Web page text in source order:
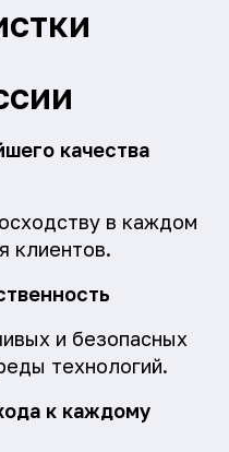
качества
в каждом
клиентов.
и безопасных
технологий.
к каждому